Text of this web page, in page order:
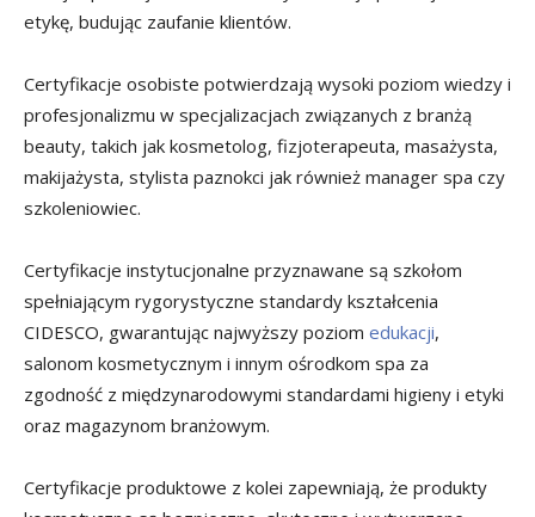
etykę, budując zaufanie klientów.
Certyfikacje osobiste potwierdzają wysoki poziom wiedzy i
profesjonalizmu w specjalizacjach związanych z branżą
beauty, takich jak kosmetolog, fizjoterapeuta, masażysta,
makijażysta, stylista paznokci jak również manager spa czy
szkoleniowiec.
Certyfikacje instytucjonalne przyznawane są szkołom
spełniającym rygorystyczne standardy kształcenia
CIDESCO, gwarantując najwyższy poziom edukacji,
salonom kosmetycznym i innym ośrodkom spa za
zgodność z międzynarodowymi standardami higieny i etyki
oraz magazynom branżowym.
Certyfikacje produktowe z kolei zapewniają, że produkty